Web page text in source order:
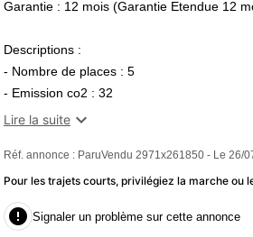
Garantie : 12 mois (Garantie Etendue 12
Descriptions :
- Nombre de places : 5
- Emission co2 : 32
Automatique, 3 sièges individuels en rang
au freinage d'urgence, Aide stat. AV +
Airbag passager déconnectable,
d'Urgence Localisé, Capteur de pluie,
Lire la suite 
Réf. annonce : ParuVendu 2971x261850 - Le 26/
Pour les trajets courts, privilégiez la marche ou
 Signaler un problème sur cette annonce